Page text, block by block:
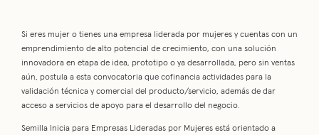
Si eres mujer o tienes una empresa liderada por mujeres y cuentas con un
emprendimiento de alto potencial de crecimiento, con una solución
innovadora en etapa de idea, prototipo o ya desarrollada, pero sin ventas
aún, postula a esta convocatoria que cofinancia actividades para la
validación técnica y comercial del producto/servicio, además de dar
acceso a servicios de apoyo para el desarrollo del negocio.
Semilla Inicia para Empresas Lideradas por Mujeres está orientado a